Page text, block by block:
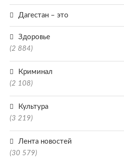
Дагестан – это
Здоровье
(2 884)
Криминал
(2 108)
Культура
(3 219)
Лента новостей
(30 579)